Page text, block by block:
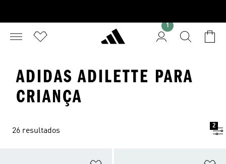
1
ADIDAS ADILETTE PARA
CRIANÇA
26 resultados
2